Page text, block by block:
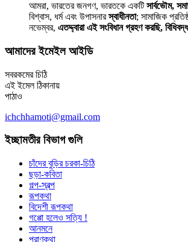
আমরা, ভারতের জনগণ, ভারতকে একটিসার্বভৌম,
বিশ্বাস, ধর্ম এবং উপাসনারস্বাধীনতা; সামাজিক
নভেম্বর, এতদ্দ্বারা এই সংবিধান গ্রহণ করছি,
আমাদের ইমেইল আইডি
সবরকমের চিঠি
এই ইমেল ঠিকানায়
পাঠাও
ichchhamoti@gmail.com
ইচ্ছামতীর বিভাগ গুলি
চাঁদের বুড়ির চরকা-চিঠি
ছড়া-কবিতা
গল্প-স্বল্প
রূপকথা
বিদেশী রূপকথা
গপ্পো হলেও সত্যি !
আনমনে
পুরাণকথা